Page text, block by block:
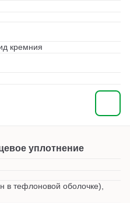
кремния
уплотнение
в тефлоновой оболочке),